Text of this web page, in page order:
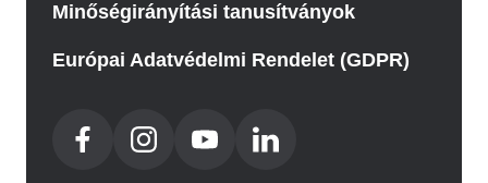
Minőségirányítási tanusítványok
Európai Adatvédelmi Rendelet (GDPR)